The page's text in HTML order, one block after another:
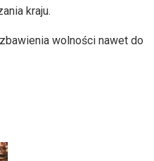
kraju.
wolności nawet do